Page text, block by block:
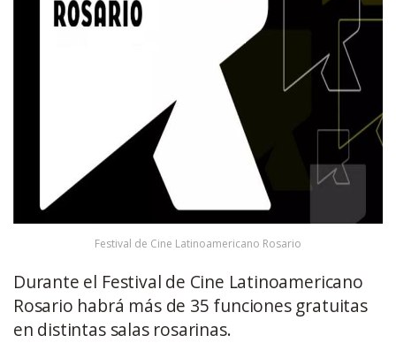
Festival de Cine Latinoamericano Rosario
Durante el Festival de Cine Latinoamericano
Rosario habrá más de 35 funciones gratuitas
en distintas salas rosarinas.